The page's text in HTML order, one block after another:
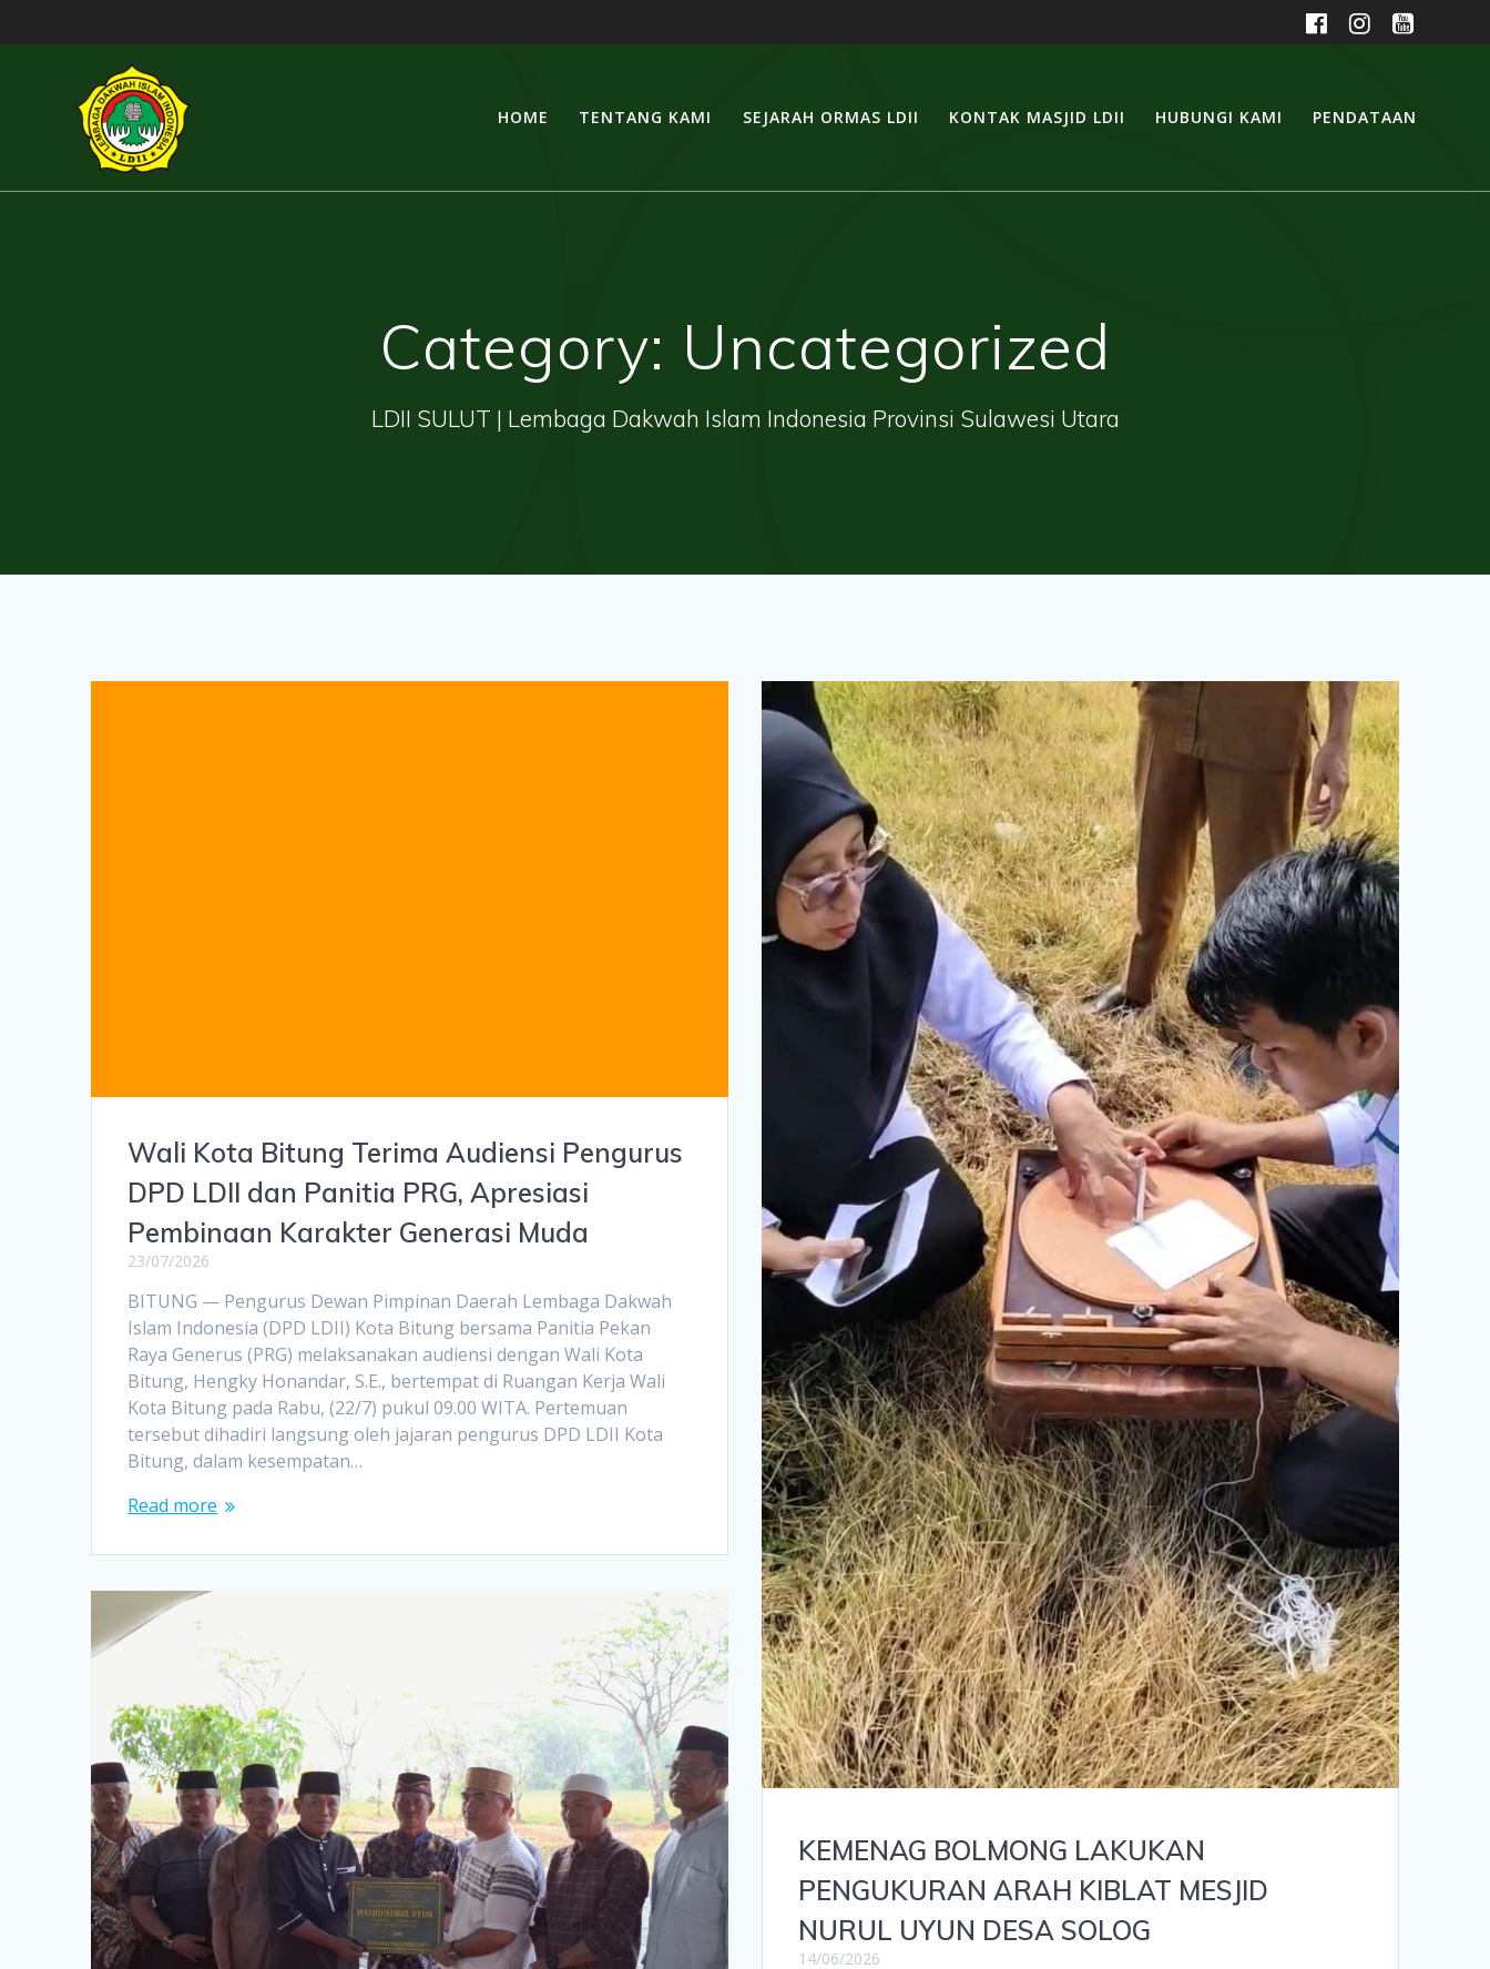
to
HOME TENTANG KAMI SEJARAH ORMAS LDII KONTAK MASJID LDII HUBUNGI KAMI PENDATAAN
Category: Uncategorized
LDII SULUT | Lembaga Dakwah Islam Indonesia Provinsi Sulawesi Utara
Wali Kota Bitung Terima Audiensi Pengurus
DPD LDII dan Panitia PRG, Apresiasi
Pembinaan Karakter Generasi Muda
23/07/2026
BITUNG — Pengurus Dewan Pimpinan Daerah Lembaga Dakwah
Islam Indonesia (DPD LDII) Kota Bitung bersama Panitia Pekan
Raya Generus (PRG) melaksanakan audiensi dengan Wali Kota
Bitung, Hengky Honandar, S.E., bertempat di Ruangan Kerja Wali
Kota Bitung pada Rabu, (22/7) pukul 09.00 WITA. Pertemuan
tersebut dihadiri langsung oleh jajaran pengurus DPD LDII Kota
Bitung, dalam kesempatan…
Read more
KEMENAG BOLMONG LAKUKAN
PENGUKURAN ARAH KIBLAT MESJID
NURUL UYUN DESA SOLOG
14/06/2026